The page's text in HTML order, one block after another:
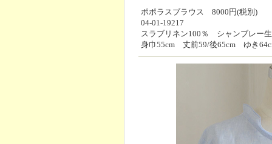
ポポラスブラウス 8000円(税別)
04-01-19217
スラブリネン100％ シャンブレー
身巾55cm 丈前59/後65cm ゆき